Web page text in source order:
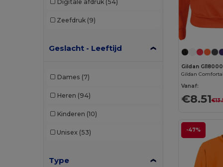
Digitale afdruk (54)
Zeefdruk (9)
Geslacht - Leeftijd
Dames (7)
Heren (94)
Kinderen (10)
Unisex (53)
Type
Gildan GI18000
Vanaf:
€8.51
-47%